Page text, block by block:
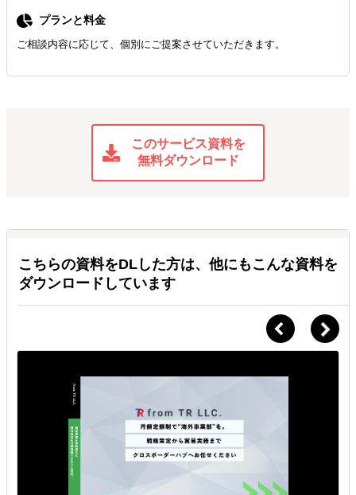
プランと料金
ご相談内容に応じて、個別にご提案させていただきます。
このサービス資料を
無料ダウンロード
こちらの資料をDLした方は、他にもこんな資料を
ダウンロードしています